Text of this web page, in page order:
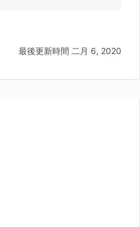
最後更新時間 二月 6, 2020